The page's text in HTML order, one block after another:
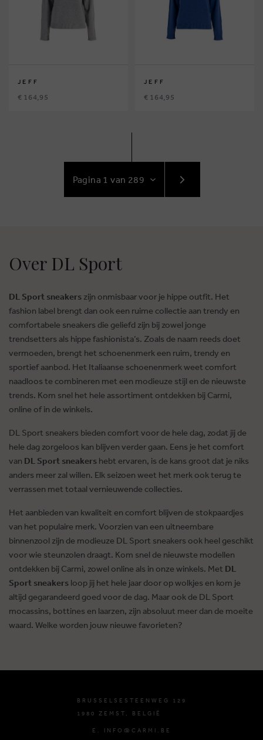
JEFF
€ 164,95
JEFF
€ 164,95
NAAR
VOLGENDE
Over DL Sport
DL Sport sneakers zijn onmisbaar voor je hippe outfit. Het
fashion label brengt dan ook een ruime collectie aan trendy en
comfortabele sneakers die geliefd zijn bij zowel jonge
trendsetters als hippe fashionista’s. Zoals de naam reeds doet
vermoeden, brengt het schoenenmerk een ruim, trendy en
sportief aanbod. Het Italiaanse schoenenmerk weet comfort
naadloos te combineren met een modieuze stijl en de nieuwste
trends. Kom snel het hele assortiment ontdekken bij Carmi,
online of in de winkels.
DL Sport sneakers bieden comfort voor de hele dag, zodat jij de
hele dag zorgeloos kan blijven verder gaan. Eens je het comfort
van DL Sport sneakers hebt ervaren, is de kans groot dat je niks
anders meer zal willen. Elk seizoen weet het merk ook terug te
verrassen met totaal vernieuwende collecties.
Het aanbieden van kwaliteit en comfort blijven de stokpaardjes
van het populaire merk. Voorzien van een uitneembare
binnenzool zijn de modieuze DL Sport sneakers ook heel geschikt
voor wie steunzolen draagt. Kom snel de nieuwste modellen
ontdekken bij Carmi, zowel online als in onze winkels. Met DL
Sport sneakers loop jij het hele jaar door op wolkjes en kom je
altijd gegarandeerd goed voor de dag. Maar ook de DL Sport
mocassins, bottines en laarzen, zijn absoluut meer dan de moeite
waard. Welke worden jouw nieuwe favorieten?
BRUSSELSESTEENWEG 129
1980 ZEMST, BELGIË
E. INFO@CARMI.BE